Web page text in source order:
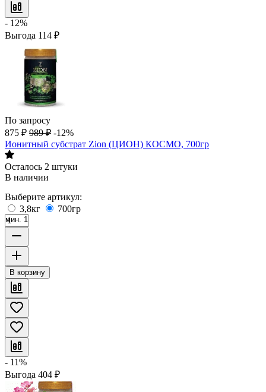
- 12%
Выгода 114 ₽
По запросу
875 ₽ 989 ₽ -12%
Ионитный субстрат Zion (ЦИОН) КОСМО, 700гр
Осталось 2 штуки
В наличии
Выберите артикул:
3,8кг
700гр
мин. 1
В корзину
- 11%
Выгода 404 ₽